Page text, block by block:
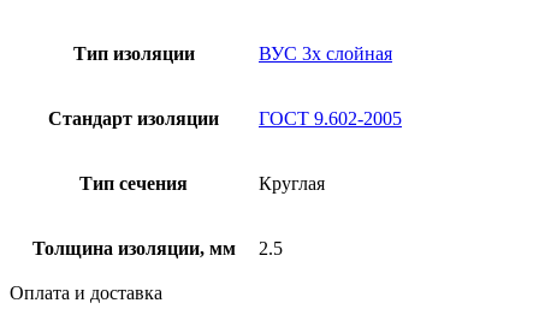
Тип изоляции ВУС 3х слойная
Стандарт изоляции ГОСТ 9.602-2005
Тип сечения Круглая
Толщина изоляции, мм 2.5
Оплата и доставка